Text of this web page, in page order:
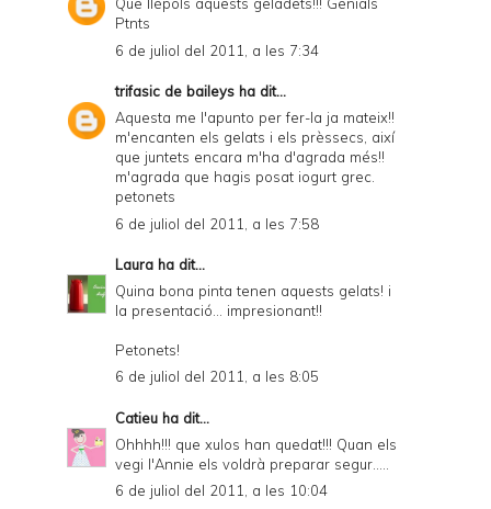
Ptnts
6 de juliol del 2011, a les 7:34
trifasic de baileys ha dit...
Aquesta me l'apunto per fer-la ja mateix!!
m'encanten els gelats i els prèssecs, així
que juntets encara m'ha d'agrada més!!
m'agrada que hagis posat iogurt grec.
petonets
6 de juliol del 2011, a les 7:58
Laura ha dit...
Quina bona pinta tenen aquests gelats! i
la presentació... impresionant!!
Petonets!
6 de juliol del 2011, a les 8:05
Catieu ha dit...
Ohhhh!!! que xulos han quedat!!! Quan els
vegi l'Annie els voldrà preparar segur.....
6 de juliol del 2011, a les 10:04